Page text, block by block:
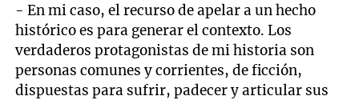
- En mi caso, el recurso de apelar a un hecho
histórico es para generar el contexto. Los
verdaderos protagonistas de mi historia son
personas comunes y corrientes, de ficción,
dispuestas para sufrir, padecer y articular sus